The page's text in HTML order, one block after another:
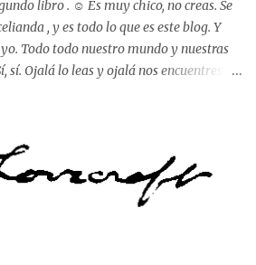
libro . ☺️ Es muy chico, no creas. Se
, y es todo lo que es este blog. Y
Todo todo nuestro mundo y nuestras
sí. Ojalá lo leas y ojalá nos encuentres
refugio , también. Y que me lo digas, si
me digas que lo conoces, que lo tienes
que me harás muy feliz. 😇 📍